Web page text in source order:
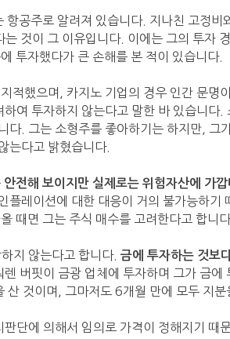
항공주로 알려져 있습니다. 지나친 고정비
것이 그 이유입니다. 이에는 그의 투자
투자했다가 큰 손해를 본 적이 있습니다.
적했으며, 카지노 기업의 경우 인간 문명
여 투자하지 않는다고 말한 바 있습니다.
다. 그는 소형주를 좋아하기는 하지만, 그
는다고 밝혔습니다.
안전해 보이지만 실제로는 위험자산에 가
플레이션에 대한 대응이 거의 불가능하기
때면 그는 주식 매수를 고려한다고 합니
지 않는다고 합니다. 금에 투자하는 것보
렌 버핏이 금광 업체에 투자하며 그가 금에
것이며, 그마저도 6개월 만에 모두 지분
단에 의해서 임의로 가격이 정해지기 때